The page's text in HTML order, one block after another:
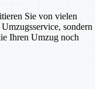
Sie von vielen
sondern
Ihren Umzug noch